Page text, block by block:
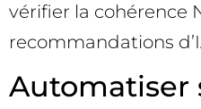
vérifier la cohérence
recommandations
Automatiser